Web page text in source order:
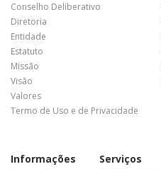
Conselho Deliberativo
Diretoria
Entidade
Estatuto
Missão
Visão
Valores
Termo de Uso e de Privacidade
Informações Serviços